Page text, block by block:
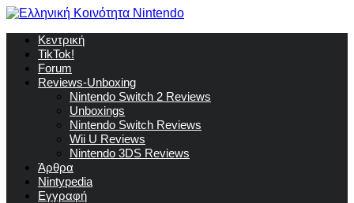
Κεντρική
TikTok!
Forum
Reviews-Unboxing
Nintendo Switch 2 Reviews
Unboxings
Nintendo Switch Reviews
Wii U Reviews
Nintendo 3DS Reviews
Άρθρα
Nintypedia
Εγγραφή